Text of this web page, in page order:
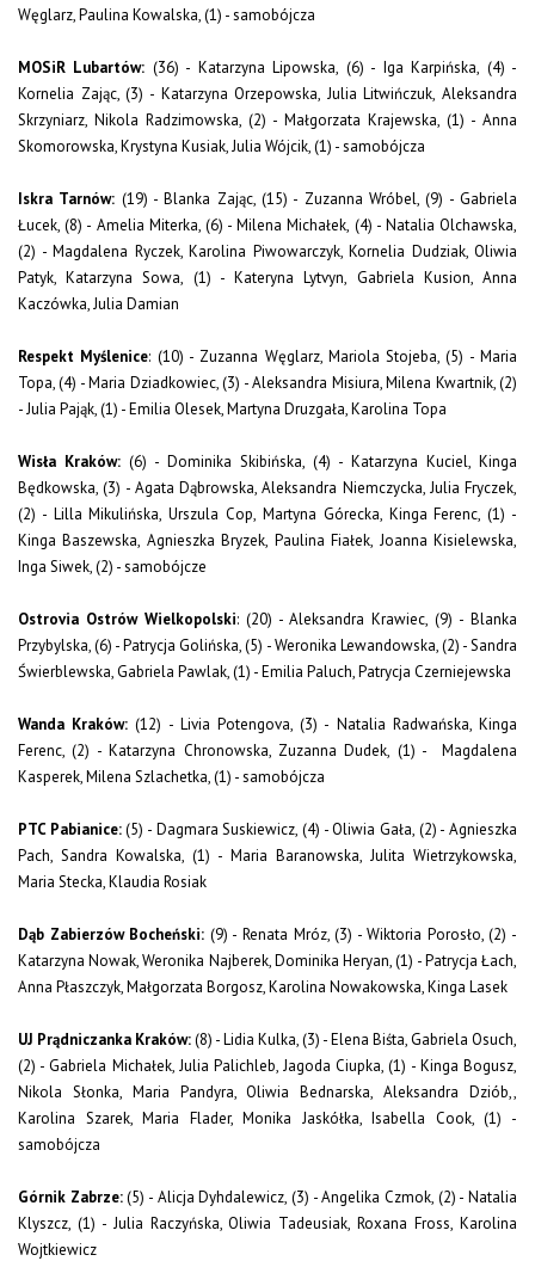
Węglarz, Paulina Kowalska, (1) - samobójcza
MOSiR Lubartów: (36) - Katarzyna Lipowska, (6) - Iga Karpińska, (4) -
Kornelia Zając, (3) - Katarzyna Orzepowska, Julia Litwińczuk, Aleksandra
Skrzyniarz, Nikola Radzimowska, (2) - Małgorzata Krajewska, (1) - Anna
Skomorowska, Krystyna Kusiak, Julia Wójcik, (1) - samobójcza
Iskra Tarnów: (19) - Blanka Zając, (15) - Zuzanna Wróbel, (9) - Gabriela
Łucek, (8) - Amelia Miterka, (6) - Milena Michałek, (4) - Natalia Olchawska,
(2) - Magdalena Ryczek, Karolina Piwowarczyk, Kornelia Dudziak, Oliwia
Patyk, Katarzyna Sowa, (1) - Kateryna Lytvyn, Gabriela Kusion, Anna
Kaczówka, Julia Damian
Respekt Myślenice: (10) - Zuzanna Węglarz, Mariola Stojeba, (5) - Maria
Topa, (4) - Maria Dziadkowiec, (3) - Aleksandra Misiura, Milena Kwartnik, (2)
- Julia Pająk, (1) - Emilia Olesek, Martyna Druzgała, Karolina Topa
Wisła Kraków: (6) - Dominika Skibińska, (4) - Katarzyna Kuciel, Kinga
Będkowska, (3) - Agata Dąbrowska, Aleksandra Niemczycka, Julia Fryczek,
(2) - Lilla Mikulińska, Urszula Cop, Martyna Górecka, Kinga Ferenc, (1) -
Kinga Baszewska, Agnieszka Bryzek, Paulina Fiałek, Joanna Kisielewska,
Inga Siwek, (2) - samobójcze
Ostrovia Ostrów Wielkopolski: (20) - Aleksandra Krawiec, (9) - Blanka
Przybylska, (6) - Patrycja Golińska, (5) - Weronika Lewandowska, (2) - Sandra
Świerblewska, Gabriela Pawlak, (1) - Emilia Paluch, Patrycja Czerniejewska
Wanda Kraków:(12) - Livia Potengova, (3) - Natalia Radwańska, Kinga
Ferenc, (2) - Katarzyna Chronowska, Zuzanna Dudek, (1) - Magdalena
Kasperek, Milena Szlachetka, (1) - samobójcza
PTC Pabianice:(5) - Dagmara Suskiewicz, (4) - Oliwia Gała, (2) - Agnieszka
Pach, Sandra Kowalska, (1) - Maria Baranowska, Julita Wietrzykowska,
Maria Stecka, Klaudia Rosiak
Dąb Zabierzów Bocheński: (9) - Renata Mróz, (3) - Wiktoria Porosło, (2) -
Katarzyna Nowak, Weronika Najberek, Dominika Heryan, (1) - Patrycja Łach,
Anna Płaszczyk, Małgorzata Borgosz, Karolina Nowakowska, Kinga Lasek
UJ Prądniczanka Kraków:(8) - Lidia Kulka, (3) - Elena Biśta, Gabriela Osuch,
(2) - Gabriela Michałek, Julia Palichleb, Jagoda Ciupka, (1) - Kinga Bogusz,
Nikola Słonka, Maria Pandyra, Oliwia Bednarska, Aleksandra Dziób,,
Karolina Szarek, Maria Flader, Monika Jaskółka, Isabella Cook, (1) -
samobójcza
Górnik Zabrze:(5) - Alicja Dyhdalewicz, (3) - Angelika Czmok, (2) - Natalia
Klyszcz, (1) - Julia Raczyńska, Oliwia Tadeusiak, Roxana Fross, Karolina
Wojtkiewicz